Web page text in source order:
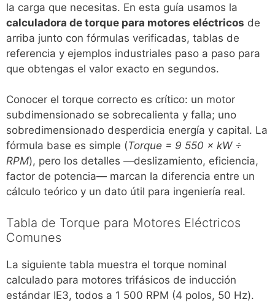
la carga que necesitas. En esta guía usamos la
calculadora de torque para motores eléctricos de
arriba junto con fórmulas verificadas, tablas de
referencia y ejemplos industriales paso a paso para
que obtengas el valor exacto en segundos.
Conocer el torque correcto es crítico: un motor
subdimensionado se sobrecalienta y falla; uno
sobredimensionado desperdicia energía y capital. La
fórmula base es simple (Torque = 9 550 × kW ÷
RPM), pero los detalles —deslizamiento, eficiencia,
factor de potencia— marcan la diferencia entre un
cálculo teórico y un dato útil para ingeniería real.
Tabla de Torque para Motores Eléctricos
Comunes
La siguiente tabla muestra el torque nominal
calculado para motores trifásicos de inducción
estándar IE3, todos a 1 500 RPM (4 polos, 50 Hz).